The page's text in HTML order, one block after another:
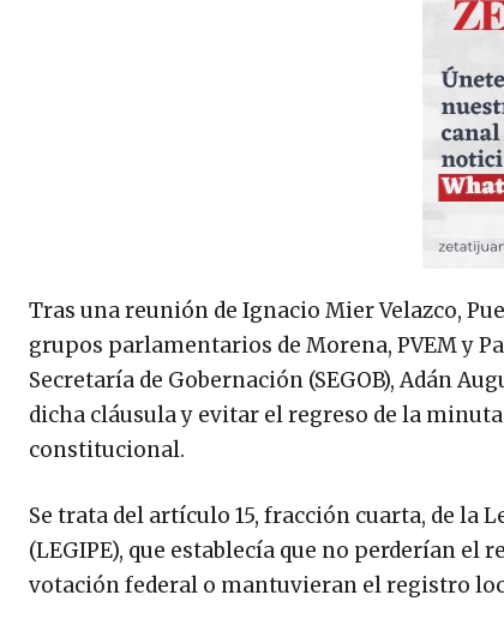
Tras una reunión de Ignacio Mier Velazco,
grupos parlamentarios de Morena, PVEM y
Secretaría de Gobernación (SEGOB), Adán
dicha cláusula y evitar el regreso de la
constitucional.
Se trata del artículo 15, fracción cuarta, de la
(LEGIPE), que establecía que no perderían
votación federal o mantuvieran el registro